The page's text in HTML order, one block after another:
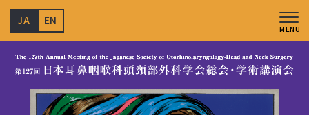
MENU
JA EN